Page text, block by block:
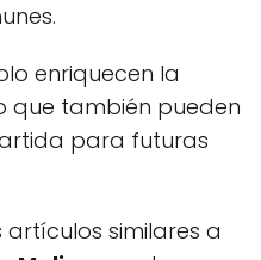
enriquecen la
que también pueden
para futuras
similares a